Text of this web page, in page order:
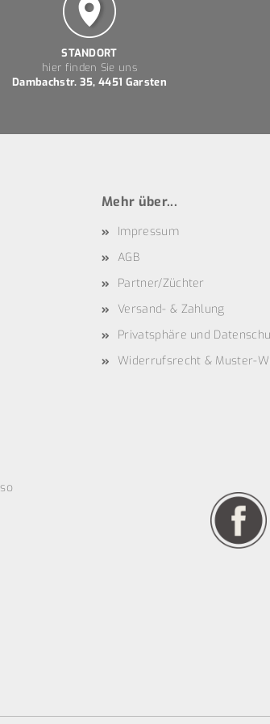
STANDORT
hier finden Sie uns
Dambachstr. 35, 4451 Garsten
Mehr über...
Impressum
AGB
Partner/Züchter
Versand- & Zahlung
Privatsphäre und
Widerrufsrecht & Muster-